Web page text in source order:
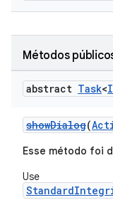
Métodos
abstract Task<
showDialog(
Esse método foi
Use